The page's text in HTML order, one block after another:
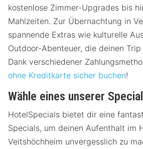
kostenlose Zimmer-Upgrades bis
Mahlzeiten. Zur Übernachtung in
spannende Extras wie kulturelle
Outdoor-Abenteuer, die deinen
Dank verschiedener
ohne Kreditkarte sicher buchen!
Wähle eines unserer
HotelSpecials bietet dir eine
Specials, um deinen Aufenthalt im
Veitshöchheim unvergesslich zu